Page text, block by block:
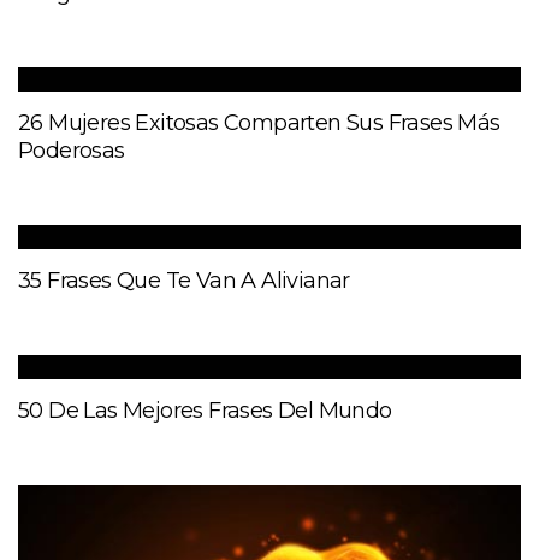
26 Mujeres Exitosas Comparten Sus Frases Más
Poderosas
35 Frases Que Te Van A Alivianar
50 De Las Mejores Frases Del Mundo